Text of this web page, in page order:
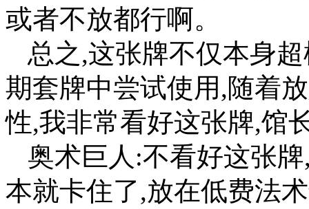
或者不放都行啊。
总之,这张牌不仅本身
期套牌中尝试使用,随着
性,我非常看好这张牌,馆
奥术巨人:不看好这张
本就卡住了,放在低费法